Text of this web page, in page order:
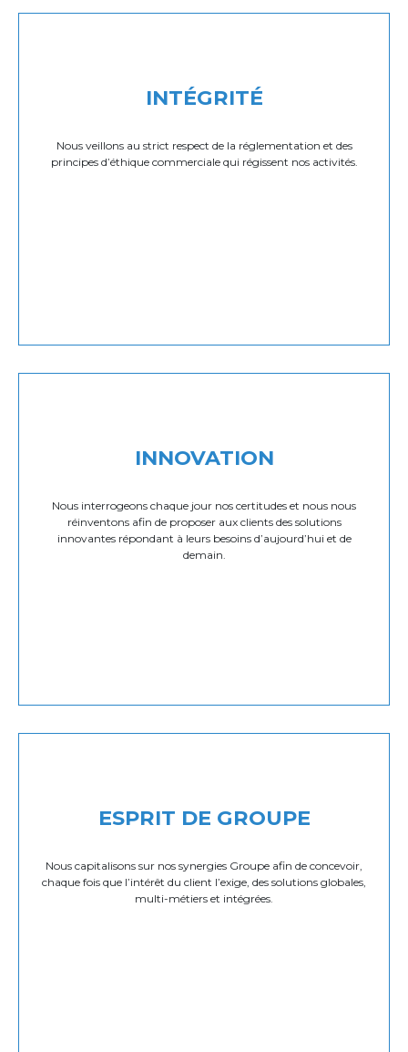
INTÉGRITÉ
Nous veillons au strict respect de la réglementation et des
principes d’éthique commerciale qui régissent nos activités.
INNOVATION
Nous interrogeons chaque jour nos certitudes et nous nous
réinventons afin de proposer aux clients des solutions
innovantes répondant à leurs besoins d’aujourd’hui et de
demain.
ESPRIT DE GROUPE
Nous capitalisons sur nos synergies Groupe afin de concevoir,
chaque fois que l’intérêt du client l’exige, des solutions globales,
multi-métiers et intégrées.